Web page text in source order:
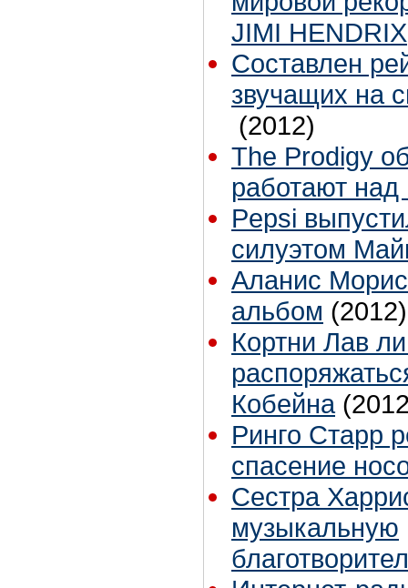
JIMI HENDRIX
Составлен
звучащих на
(2012)
The Prodigy
работают над
Pepsi
силуэтом
Аланис
альбом (2012)
Кортни Лав
Кобейна
Ринго Старр
спасение
Сестра
музыкальную